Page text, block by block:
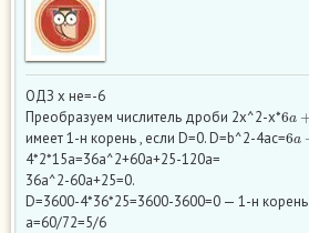
ОДЗ х не=-6
Преобразуем числитель дроби 2x^2-x*
имеет 1-н корень , если D=0. D=b^2-4ac=6a +
4*2*15a=36a^2+60a+25-120a=
36a^2-60a+25=0.
D=3600-4*36*25=3600-3600=0 — 1-н корень
а=60/72=5/6